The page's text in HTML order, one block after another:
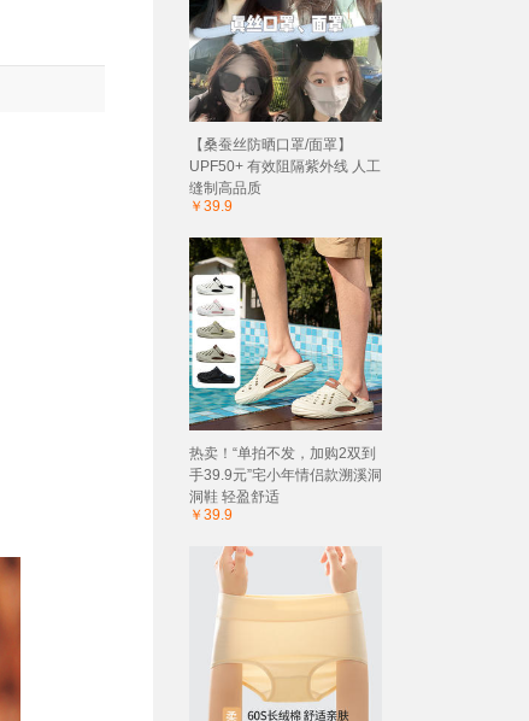
【桑蚕丝防晒口罩/面罩】
UPF50+ 有效阻隔紫外线 人工
缝制高品质
￥39.9
热卖！“单拍不发，加购2双到
手39.9元”宅小年情侣款溯溪洞
洞鞋 轻盈舒适
￥39.9